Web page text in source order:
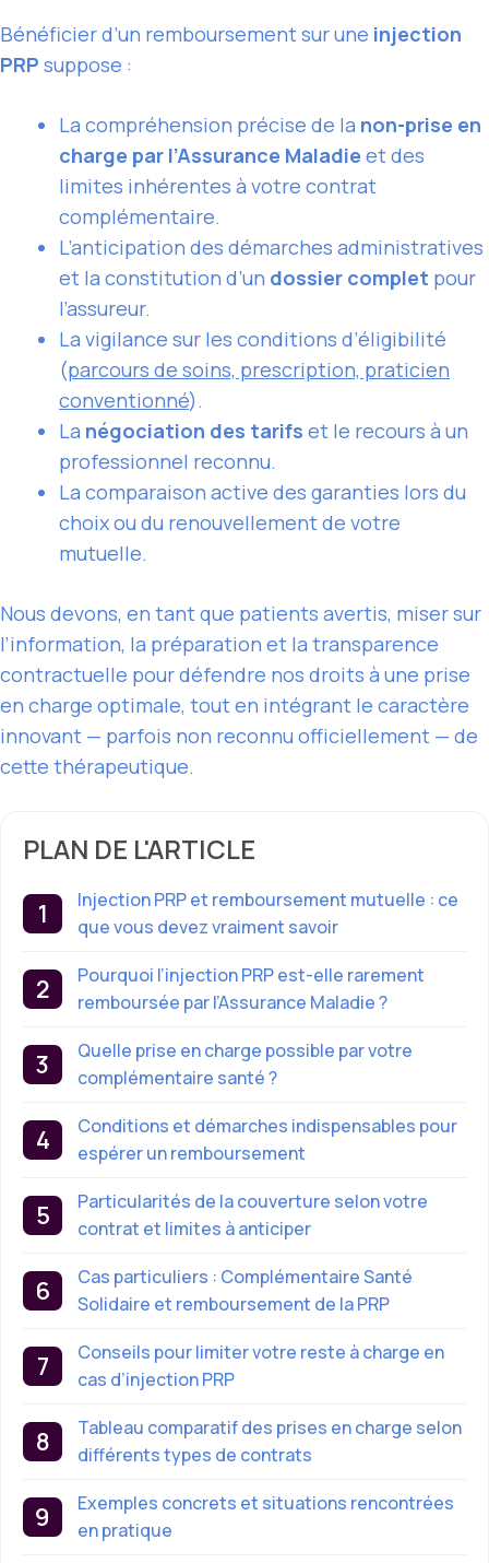
Bénéficier d’un remboursement sur une injection
PRP suppose :
La compréhension précise de la non-prise en
charge par l’Assurance Maladie et des
limites inhérentes à votre contrat
complémentaire.
L’anticipation des démarches administratives
et la constitution d’un dossier complet pour
l’assureur.
La vigilance sur les conditions d’éligibilité
(parcours de soins, prescription, praticien
conventionné).
La négociation des tarifs et le recours à un
professionnel reconnu.
La comparaison active des garanties lors du
choix ou du renouvellement de votre
mutuelle.
Nous devons, en tant que patients avertis, miser sur
l’information, la préparation et la transparence
contractuelle pour défendre nos droits à une prise
en charge optimale, tout en intégrant le caractère
innovant — parfois non reconnu officiellement — de
cette thérapeutique.
PLAN DE L'ARTICLE
Injection PRP et remboursement mutuelle : ce
que vous devez vraiment savoir
Pourquoi l’injection PRP est-elle rarement
remboursée par l’Assurance Maladie ?
Quelle prise en charge possible par votre
complémentaire santé ?
Conditions et démarches indispensables pour
espérer un remboursement
Particularités de la couverture selon votre
contrat et limites à anticiper
Cas particuliers : Complémentaire Santé
Solidaire et remboursement de la PRP
Conseils pour limiter votre reste à charge en
cas d’injection PRP
Tableau comparatif des prises en charge selon
différents types de contrats
Exemples concrets et situations rencontrées
en pratique